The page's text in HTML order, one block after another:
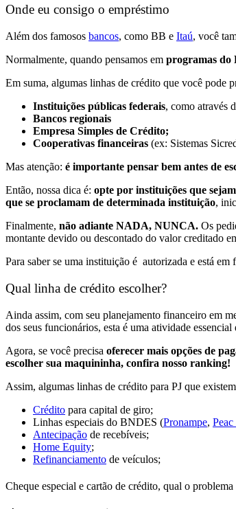
Onde eu consigo o empréstimo
Além dos famosos bancos, como BB e Itaú, você
Normalmente, quando pensamos em programas do
Em suma, algumas linhas de crédito que você pode
Instituições públicas federais, como através
Bancos regionais
Empresa Simples de Crédito;
Cooperativas financeiras (ex: Sistemas
Mas atenção: é importante pensar bem antes de
Então, nossa dica é: opte por instituições que
que se proclamam de determinada instituição,
Finalmente, não adiante NADA, NUNCA. Os
montante devido ou descontado do valor creditado
Para saber se uma instituição é autorizada e está em
Qual linha de crédito escolher?
Ainda assim, com seu planejamento financeiro em
dos seus funcionários, esta é uma atividade
Agora, se você precisa oferecer mais opções de
escolher sua maquininha, confira nosso ranking!
Assim, algumas linhas de crédito para PJ que
Crédito para capital de giro;
Linhas especiais do BNDES (Pronampe,
Antecipação de recebíveis;
Home Equity;
Refinanciamento de veículos;
Cheque especial e cartão de crédito, qual o